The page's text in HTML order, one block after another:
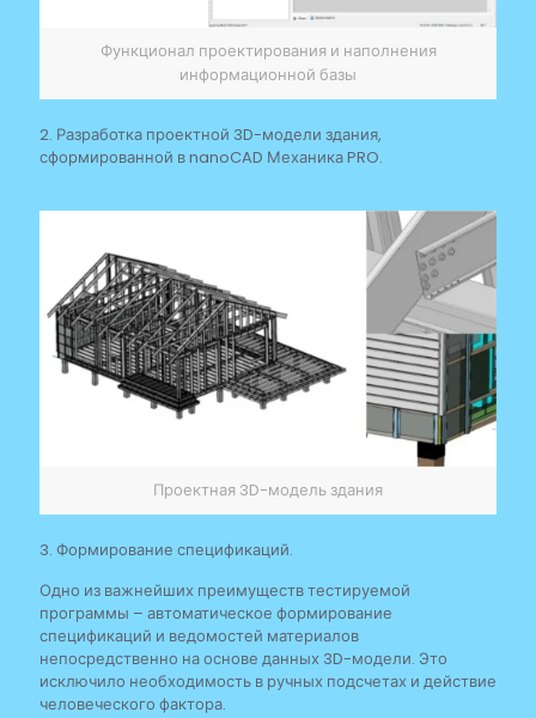
Функционал проектирования и наполнения
информационной базы
2. Разработка проектной 3D-модели здания,
сформированной в nanoCAD Механика PRO.
Проектная 3D-модель здания
3. Формирование спецификаций.
Одно из важнейших преимуществ тестируемой
программы – автоматическое формирование
спецификаций и ведомостей материалов
непосредственно на основе данных 3D-модели. Это
исключило необходимость в ручных подсчетах и действие
человеческого фактора.